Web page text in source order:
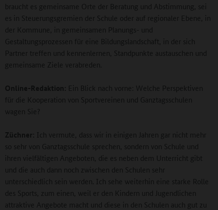
braucht es gemeinsame Orte der Beratung und Abstimmung, sei
es in Steuerungsgremien der Schule oder auf regionaler Ebene, in
der Kommune, in gemeinsamen Planungs- und
Gestaltungsprozessen für eine Bildungslandschaft, in der sich
Partner treffen und kennenlernen, Standpunkte austauschen und
gemeinsame Ziele verabreden.
Online-Redaktion: Ein Blick nach vorne: Welche Perspektiven
für die Kooperation von Sportvereinen und Ganztagsschulen
wagen Sie?
Züchner: Ich vermute, dass wir in einigen Jahren gar nicht mehr
so sehr von Ganztagsschule sprechen, sondern von Schule und
ihren vielfältigen Angeboten, die es neben dem Unterricht gibt
und die auch dann noch zwischen den Schulen sehr
unterschiedlich sein werden. Ich sehe weiterhin eine starke Rolle
des Sports, zum einen, weil er den Kindern und Jugendlichen
attraktive Angebote macht und diese in den Schulen auch gut zu